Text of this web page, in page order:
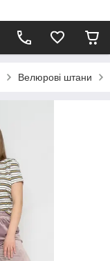
Велюрові штани